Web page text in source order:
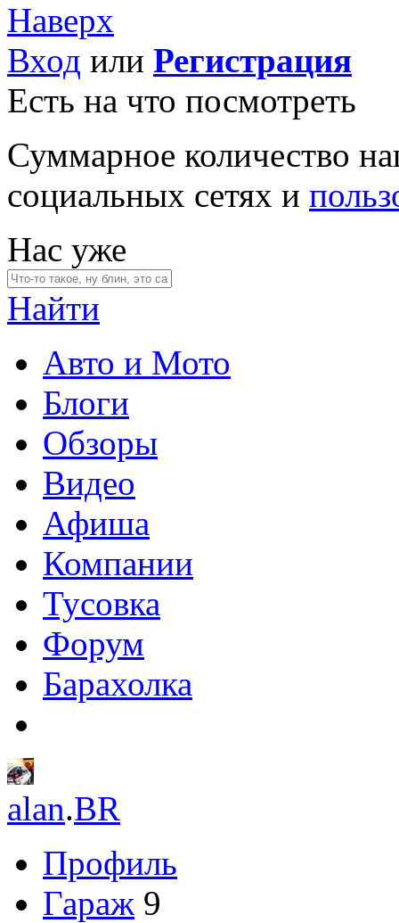
Наверх
Вход или Регистрация
Есть на что посмотреть
Суммарное количество
социальных сетях и
Нас уже
Найти
Авто и Мото
Блоги
Обзоры
Видео
Афиша
Компании
Тусовка
Форум
Барахолка
alan.BR
Профиль
Гараж 9